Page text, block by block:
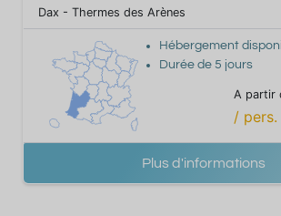
Dax - Thermes des Arènes
Hébergement
Durée de 5 jours
A partir
/ pers.
Plus d'informations